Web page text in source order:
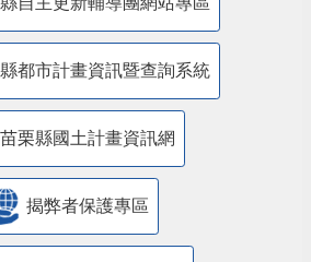
都市計畫資訊暨查詢系統
苗栗縣國土計畫資訊網
揭弊者保護專區